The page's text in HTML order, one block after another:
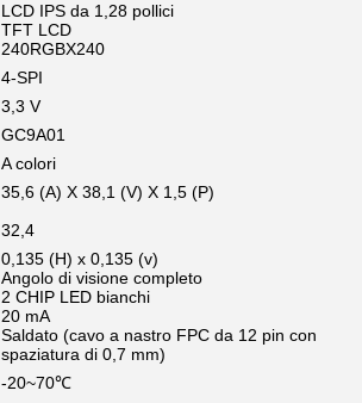
LCD IPS da 1,28 pollici
TFT LCD
240RGBX240
4-SPI
3,3 V
GC9A01
A colori
35,6 (A) X 38,1 (V) X 1,5 (P)
32,4
0,135 (H) x 0,135 (v)
Angolo di visione completo
2 CHIP LED bianchi
20 mA
Saldato (cavo a nastro FPC da 12 pin con
spaziatura di 0,7 mm)
-20~70℃